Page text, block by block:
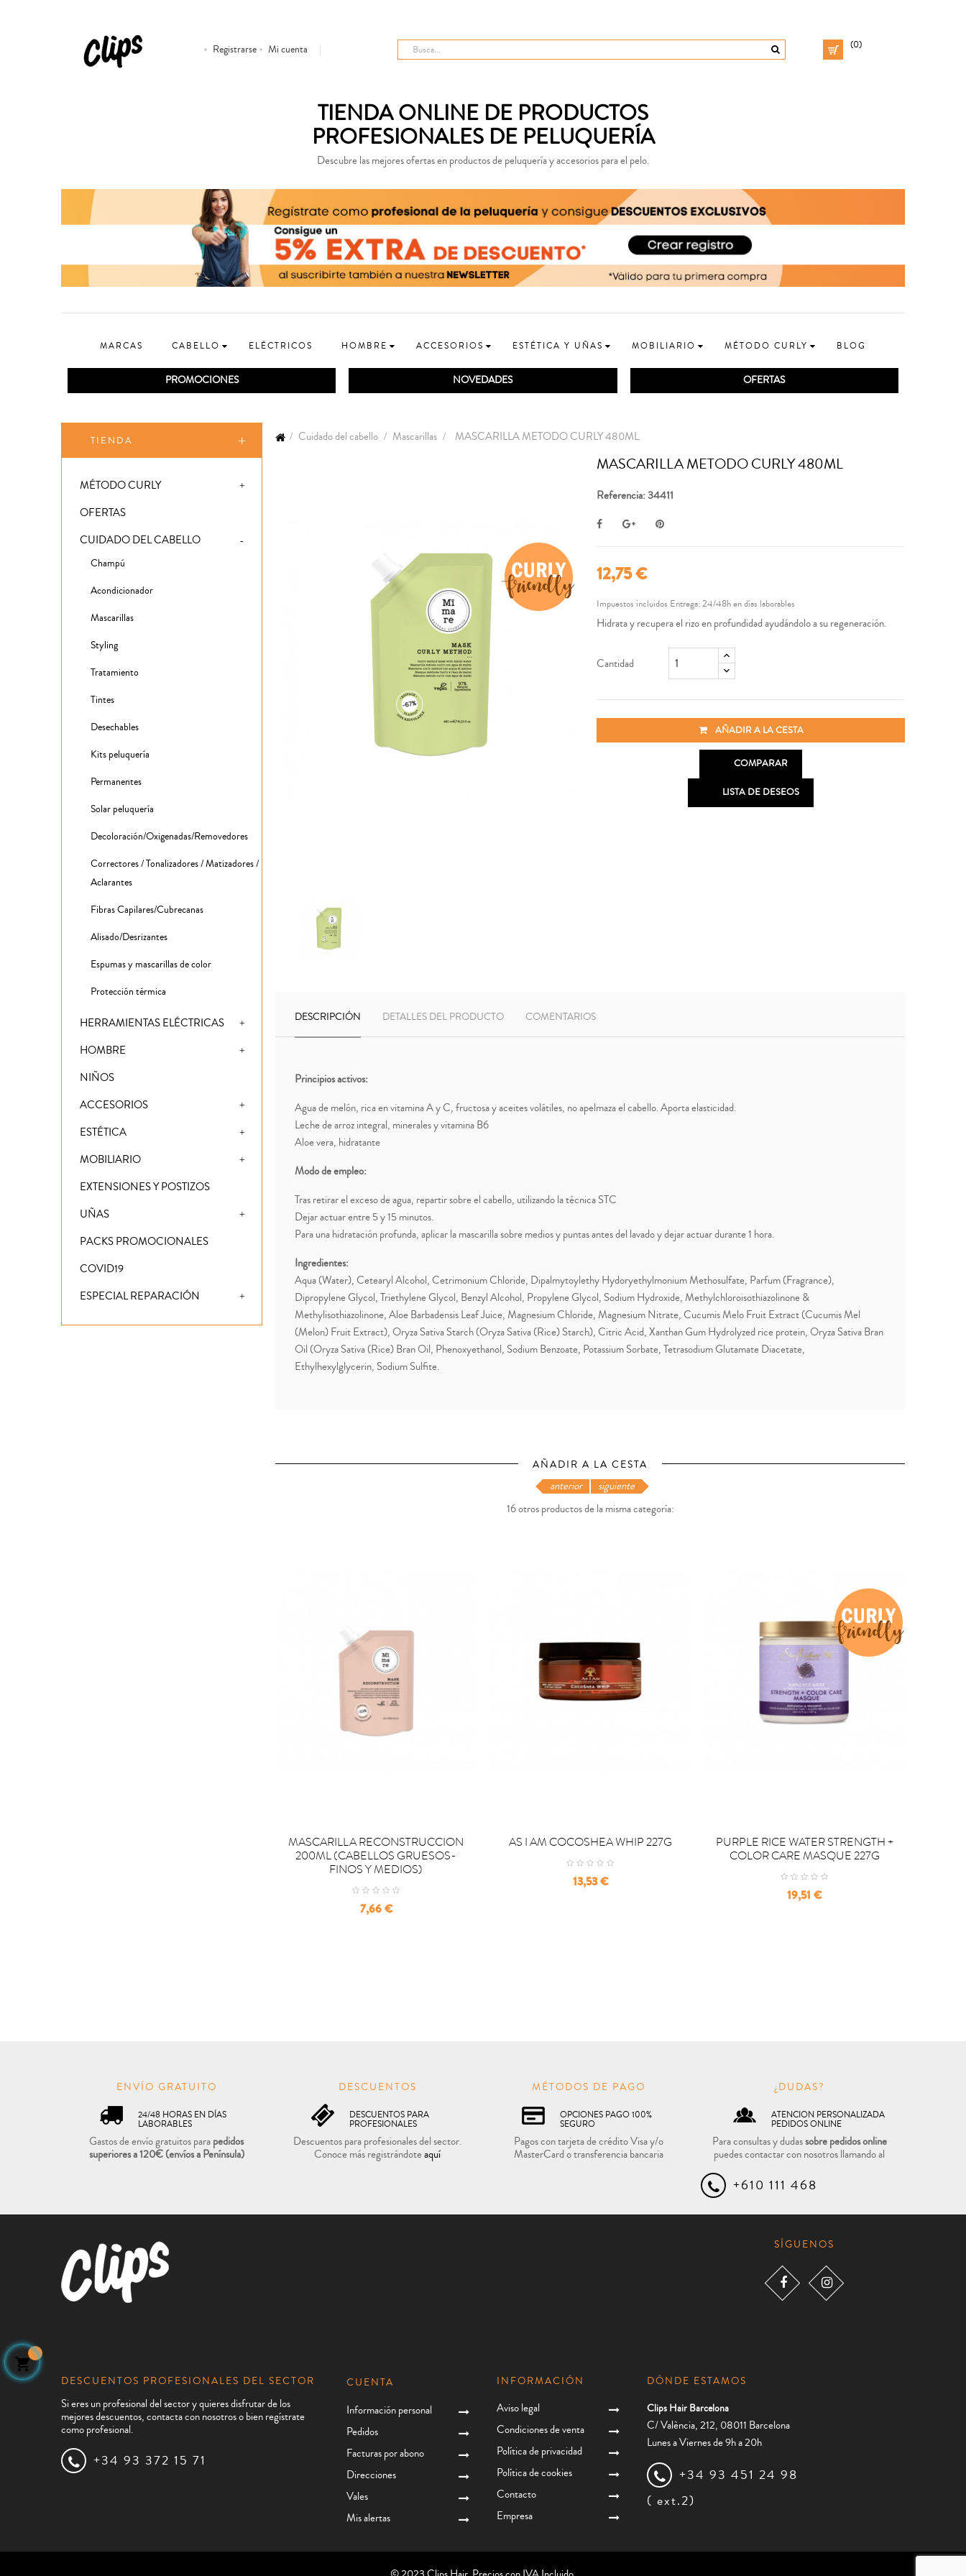
Registrarse Mi cuenta (0)
TIENDA ONLINE DE PRODUCTOS
PROFESIONALES DE PELUQUERÍA
Descubre las mejores ofertas en productos de peluquería y accesorios para el pelo.
MARCAS CABELLO ELÉCTRICOS HOMBRE ACCESORIOS ESTÉTICA Y UÑAS MOBILIARIO MÉTODO CURLY BLOG
PROMOCIONES NOVEDADES OFERTAS
TIENDA
MÉTODO CURLY
OFERTAS
CUIDADO DEL CABELLO
Champú
Acondicionador
Mascarillas
Styling
Tratamiento
Tintes
Desechables
Kits peluquería
Permanentes
Solar peluquería
Decoloración/Oxigenadas/Removedores
Correctores / Tonalizadores / Matizadores /
Aclarantes
Fibras Capilares/Cubrecanas
Alisado/Desrizantes
Espumas y mascarillas de color
Protección térmica
HERRAMIENTAS ELÉCTRICAS
HOMBRE
NIÑOS
ACCESORIOS
ESTÉTICA
MOBILIARIO
EXTENSIONES Y POSTIZOS
UÑAS
PACKS PROMOCIONALES
COVID19
ESPECIAL REPARACIÓN
Cuidado del cabello Mascarillas MASCARILLA METODO CURLY 480ML
MASCARILLA METODO CURLY 480ML
Referencia: 34411
12,75 €
Impuestos incluidos Entrega: 24/48h en días laborables
Hidrata y recupera el rizo en profundidad ayudándolo a su regeneración.
Cantidad
AÑADIR A LA CESTA
COMPARAR
LISTA DE DESEOS
DESCRIPCIÓN DETALLES DEL PRODUCTO COMENTARIOS
Principios activos:
Agua de melón, rica en vitamina A y C, fructosa y aceites volátiles, no apelmaza el cabello. Aporta elasticidad.
Leche de arroz integral, minerales y vitamina B6
Aloe vera, hidratante
Modo de empleo:
Tras retirar el exceso de agua, repartir sobre el cabello, utilizando la técnica STC
Dejar actuar entre 5 y 15 minutos.
Para una hidratación profunda, aplicar la mascarilla sobre medios y puntas antes del lavado y dejar actuar durante 1 hora.
Ingredientes:
Aqua (Water), Cetearyl Alcohol, Cetrimonium Chloride, Dipalmytoylethy Hydoryethylmonium Methosulfate, Parfum (Fragrance),
Dipropylene Glycol, Triethylene Glycol, Benzyl Alcohol, Propylene Glycol, Sodium Hydroxide, Methylchloroisothiazolinone &
Methylisothiazolinone, Aloe Barbadensis Leaf Juice, Magnesium Chloride, Magnesium Nitrate, Cucumis Melo Fruit Extract (Cucumis Mel
(Melon) Fruit Extract), Oryza Sativa Starch (Oryza Sativa (Rice) Starch), Citric Acid, Xanthan Gum Hydrolyzed rice protein, Oryza Sativa Bran
Oil (Oryza Sativa (Rice) Bran Oil, Phenoxyethanol, Sodium Benzoate, Potassium Sorbate, Tetrasodium Glutamate Diacetate,
Ethylhexylglycerin, Sodium Sulfite.
AÑADIR A LA CESTA
16 otros productos de la misma categoría:

MASCARILLA RECONSTRUCCION
200ML (CABELLOS GRUESOS-
FINOS Y MEDIOS)
Precio
7,66 €

AS I AM COCOSHEA WHIP 227G
Precio
13,53 €

PURPLE RICE WATER STRENGTH +
COLOR CARE MASQUE 227G
Precio
19,51 €
anterior siguiente
ENVÍO GRATUITO
24/48 HORAS EN DÍAS
LABORABLES
Gastos de envío gratuitos parapedidos
superiores a 120€(envíos a Península)
DESCUENTOS
DESCUENTOS PARA
PROFESIONALES
Descuentos para profesionales del sector.
Conoce más registrándoteaquí
MÉTODOS DE PAGO
OPCIONES PAGO 100%
SEGURO
Pagos con tarjeta de crédito Visa y/o
MasterCard o transferencia bancaria
¿DUDAS?
ATENCION PERSONALIZADA
PEDIDOS ONLINE
Para consultas y dudassobre pedidos online
puedes contactar con nosotros llamando al
+610 111 468
SÍGUENOS
DESCUENTOS PROFESIONALES DEL SECTOR
Si eres un profesional del sector y quieres disfrutar de los
mejores descuentos, contacta con nosotros o bien regístrate
como profesional.
+34 93 372 15 71
CUENTA
Información personal
Pedidos
Facturas por abono
Direcciones
Vales
Mis alertas
INFORMACIÓN
Aviso legal
Condiciones de venta
Política de privacidad
Política de cookies
Contacto
Empresa
DÓNDE ESTAMOS
Clips Hair Barcelona
C/ València, 212, 08011 Barcelona
Lunes a Viernes de 9h a 20h
+34 93 451 24 98
( ext.2)
